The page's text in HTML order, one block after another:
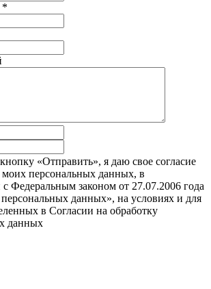
*
«Отправить», я даю свое согласие
моих персональных данных, в
с Федеральным законом от 27.07.2006 года
данных», на условиях и для
в Согласии на обработку
данных